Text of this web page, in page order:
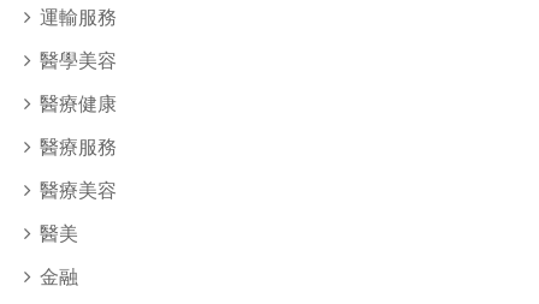
運輸服務
醫學美容
醫療健康
醫療服務
醫療美容
醫美
金融